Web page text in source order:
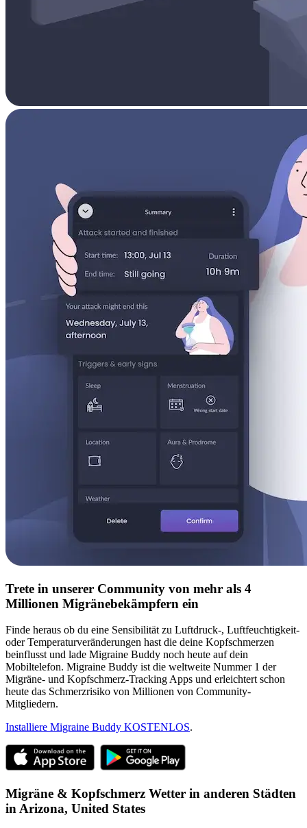
Trete in unserer Community von mehr als 4
Millionen Migränebekämpfern ein
Finde heraus ob du eine Sensibilität zu Luftdruck-, Luftfeuchtigkeit-
oder Temperaturveränderungen hast die deine Kopfschmerzen
beinflusst und lade Migraine Buddy noch heute auf dein
Mobiltelefon. Migraine Buddy ist die weltweite Nummer 1 der
Migräne- und Kopfschmerz-Tracking Apps und erleichtert schon
heute das Schmerzrisiko von Millionen von Community-
Mitgliedern.
Installiere Migraine Buddy KOSTENLOS.
Migräne & Kopfschmerz Wetter in anderen Städten
in Arizona, United States